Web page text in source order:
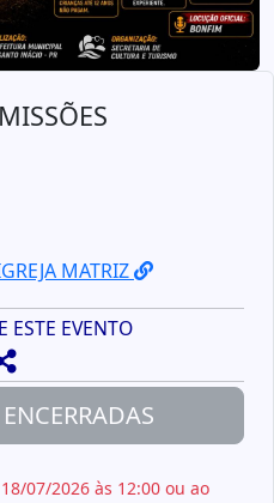
MATRIZ
ESTE EVENTO
07/2026 às 12:00 ou ao